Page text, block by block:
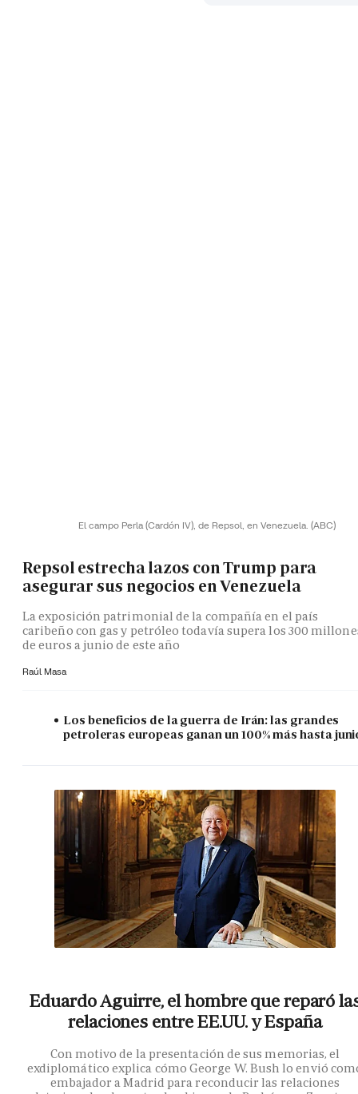
El campo Perla (Cardón IV), de Repsol, en Venezuela. (ABC)
Repsol estrecha lazos con Trump para
asegurar sus negocios en Venezuela
La exposición patrimonial de la compañía en el país
caribeño con gas y petróleo todavía supera los 300
de euros a junio de este año
Raúl Masa
Los beneficios de la guerra de Irán: las grandes
petroleras europeas ganan un 100% más hasta
Eduardo Aguirre, el hombre que reparó
relaciones entre EE.UU. y España
Con motivo de la presentación de sus memorias, el
exdiplomático explica cómo George W. Bush lo envió
embajador a Madrid para reconducir las relaciones